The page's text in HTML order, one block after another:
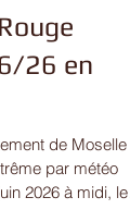
26 en
de Moselle